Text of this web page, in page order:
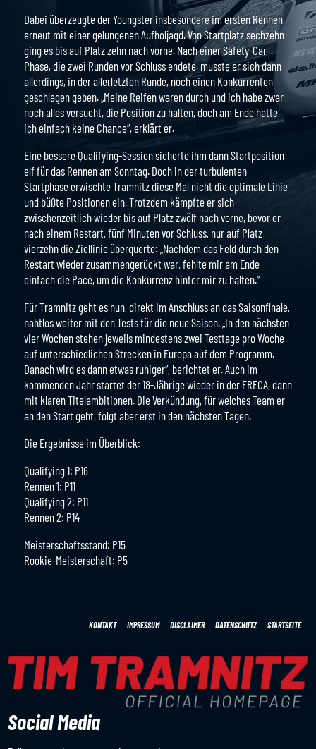
Dabei überzeugte der Youngster insbesondere im ersten Rennen
erneut mit einer gelungenen Aufholjagd. Von Startplatz sechzehn
ging es bis auf Platz zehn nach vorne. Nach einer Safety-Car-
Phase, die zwei Runden vor Schluss endete, musste er sich dann
allerdings, in der allerletzten Runde, noch einen Konkurrenten
geschlagen geben. „Meine Reifen waren durch und ich habe zwar
noch alles versucht, die Position zu halten, doch am Ende hatte
ich einfach keine Chance“, erklärt er.
Eine bessere Qualifying-Session sicherte ihm dann Startposition
elf für das Rennen am Sonntag. Doch in der turbulenten
Startphase erwischte Tramnitz diese Mal nicht die optimale Linie
und büßte Positionen ein. Trotzdem kämpfte er sich
zwischenzeitlich wieder bis auf Platz zwölf nach vorne, bevor er
nach einem Restart, fünf Minuten vor Schluss, nur auf Platz
vierzehn die Ziellinie überquerte: „Nachdem das Feld durch den
Restart wieder zusammengerückt war, fehlte mir am Ende
einfach die Pace, um die Konkurrenz hinter mir zu halten.“
Für Tramnitz geht es nun, direkt im Anschluss an das Saisonfinale,
nahtlos weiter mit den Tests für die neue Saison. „In den nächsten
vier Wochen stehen jeweils mindestens zwei Testtage pro Woche
auf unterschiedlichen Strecken in Europa auf dem Programm.
Danach wird es dann etwas ruhiger“, berichtet er. Auch im
kommenden Jahr startet der 18-Jährige wieder in der FRECA, dann
mit klaren Titelambitionen. Die Verkündung, für welches Team er
an den Start geht, folgt aber erst in den nächsten Tagen.
Die Ergebnisse im Überblick:
Qualifying 1: P16
Rennen 1: P11
Qualifying 2: P11
Rennen 2: P14
Meisterschaftsstand: P15
Rookie-Meisterschaft: P5
STARTSEITE
DATENSCHUTZ
DISCLAIMER
IMPRESSUM
KONTAKT
Social Media